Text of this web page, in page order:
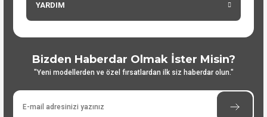
YARDIM
Bizden Haberdar Olmak İster Misin?
"Yeni modellerden ve özel fırsatlardan ilk siz haberdar olun."